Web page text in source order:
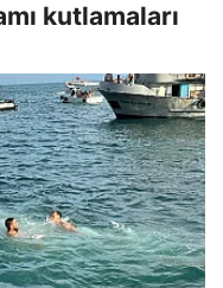
kutlamaları